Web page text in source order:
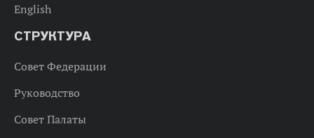
English
СТРУКТУРА
Совет Федерации
Руководство
Совет Палаты